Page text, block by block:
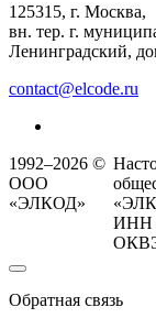
125315, г. Москва,
вн. тер. г.
Ленинградский,
contact@elcode.ru
1992–2026 ©
ООО
«ЭЛКОД»
ИНН
Обратная связь